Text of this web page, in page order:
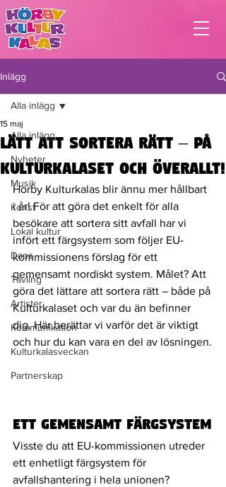
Inlägg
Alla inlägg
Nyheter
Musik
Konst
Lokal kultur
Dans
Tävling
Artister
Kommunikation
Kulturkalasveckan
Partnerskap
Alla inlägg
Lätt att sortera rätt – på
Kulturkalaset och överallt!
15 maj
Hörby Kulturkalas blir ännu mer hållbart
i år! För att göra det enkelt för alla
besökare att sortera sitt avfall har vi
infört ett färgsystem som följer EU-
kommissionens förslag för ett
gemensamt nordiskt system. Målet? Att
göra det lättare att sortera rätt – både på
Kulturkalaset och var du än befinner
dig. Här berättar vi varför det är viktigt
och hur du kan vara en del av lösningen.
ett gemensamt färgsystem
Visste du att EU-kommissionen utreder
ett enhetligt färgsystem för
avfallshantering i hela unionen?